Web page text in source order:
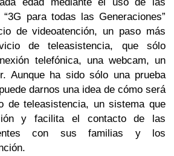
para todas las Generaciones”
de videoatención, un paso más
de teleasistencia, que sólo
telefónica, una webcam, un
Aunque ha sido sólo una prueba
darnos una idea de cómo será
de teleasistencia, un sistema que
y facilita el contacto de las
con sus familias y los